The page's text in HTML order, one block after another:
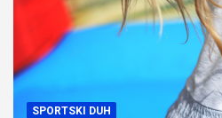
SPORTSKI DUH